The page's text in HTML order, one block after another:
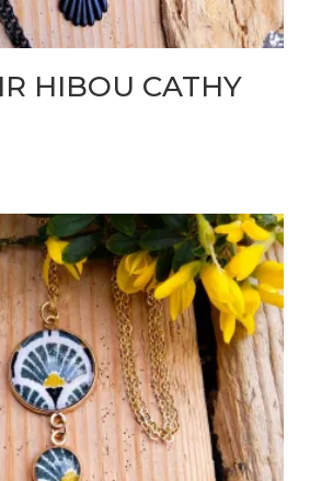
HIBOU CATHY